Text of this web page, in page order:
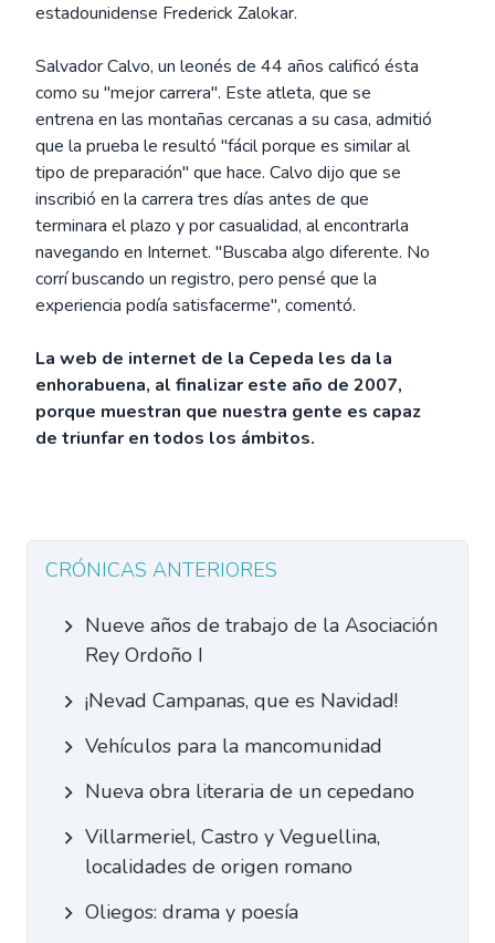
estadounidense Frederick Zalokar.
Salvador Calvo, un leonés de 44 años calificó ésta
como su "mejor carrera". Este atleta, que se
entrena en las montañas cercanas a su casa, admitió
que la prueba le resultó "fácil porque es similar al
tipo de preparación" que hace. Calvo dijo que se
inscribió en la carrera tres días antes de que
terminara el plazo y por casualidad, al encontrarla
navegando en Internet. "Buscaba algo diferente. No
corrí buscando un registro, pero pensé que la
experiencia podía satisfacerme", comentó.
La web de internet de la Cepeda les da la
enhorabuena, al finalizar este año de 2007,
porque muestran que nuestra gente es capaz
de triunfar en todos los ámbitos.
CRÓNICAS ANTERIORES
Nueve años de trabajo de la Asociación
Rey Ordoño I
¡Nevad Campanas, que es Navidad!
Vehículos para la mancomunidad
Nueva obra literaria de un cepedano
Villarmeriel, Castro y Veguellina,
localidades de origen romano
Oliegos: drama y poesía